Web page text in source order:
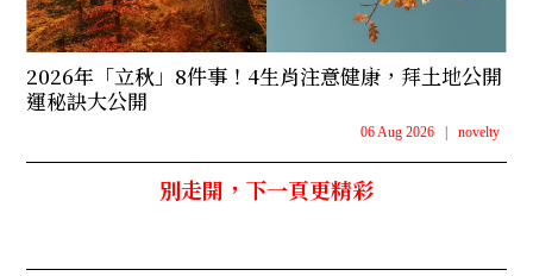
2026年「立秋」8件事！4生肖注意健康，拜土地公開
運秘訣大公開
06 Aug 2026 novelty
別走開，下一頁更精彩